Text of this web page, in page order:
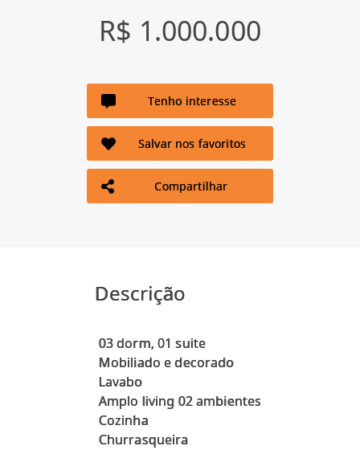
R$ 1.000.000
Tenho interesse
Salvar nos favoritos
Compartilhar
Descrição
03 dorm, 01 suite
Mobiliado e decorado
Lavabo
Amplo living 02 ambientes
Cozinha
Churrasqueira